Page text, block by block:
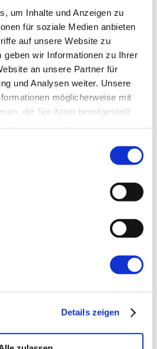
um Inhalte und Anzeigen zu
für soziale Medien anbieten
auf unsere Website zu
geben wir Informationen zu Ihrer
an unsere Partner für
und Analysen weiter. Unsere
möglicherweise mit
die Sie ihnen bereitgestellt
Details zeigen
→